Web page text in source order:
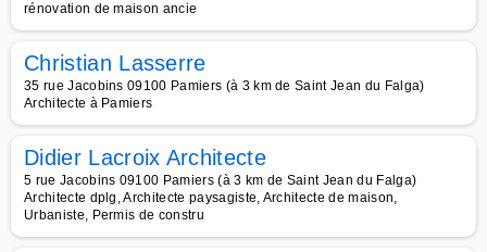
rénovation de maison ancie
Christian Lasserre
35 rue Jacobins 09100 Pamiers (à 3 km de Saint Jean du Falga)
Architecte à Pamiers
Didier Lacroix Architecte
5 rue Jacobins 09100 Pamiers (à 3 km de Saint Jean du Falga)
Architecte dplg, Architecte paysagiste, Architecte de maison,
Urbaniste, Permis de constru